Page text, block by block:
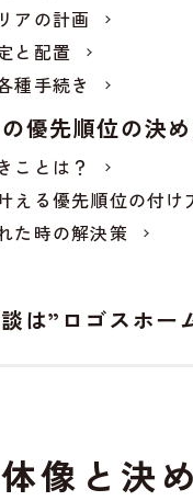
アの計画
と配置
種手続き
優先順位の決
ことは？
える優先順位の付け
た時の解決策
は”ロゴスホー
像と決